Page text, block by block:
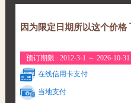
因为限定日期所以这个价
预订期限 : 2012-3-1 ～ 2026-10-31
在线信用卡支付
当地支付